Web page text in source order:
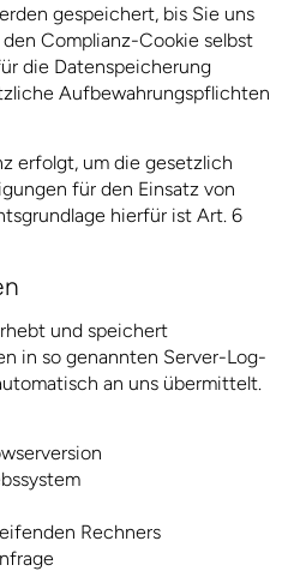
gespeichert, bis Sie uns
Complianz-Cookie selbst
die Datenspeicherung
Aufbewahrungspflichten
erfolgt, um die gesetzlich
für den Einsatz von
hierfür ist Art. 6
und speichert
in so genannten Server-Log-
an uns übermittelt.
Rechners